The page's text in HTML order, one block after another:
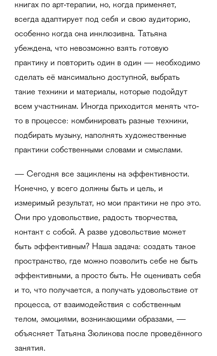
книгах по арт-терапии, но, когда применяет,
всегда адаптирует под себя и свою аудиторию,
особенно когда она инклюзивна. Татьяна
убеждена, что невозможно взять готовую
практику и повторить один в один — необходимо
сделать её максимально доступной, выбрать
такие техники и материалы, которые подойдут
всем участникам. Иногда приходится менять что-
то в процессе: комбинировать разные техники,
подбирать музыку, наполнять художественные
практики собственными словами и смыслами.
— Сегодня все зациклены на эффективности.
Конечно, у всего должны быть и цель, и
измеримый результат, но мои практики не про это.
Они про удовольствие, радость творчества,
контакт с собой. А разве удовольствие может
быть эффективным? Наша задача: создать такое
пространство, где можно позволить себе не быть
эффективными, а просто быть. Не оценивать себя
и то, что получается, а получать удовольствие от
процесса, от взаимодействия с собственным
телом, эмоциями, возникающими образами, —
объясняет Татьяна Зюликова после проведённого
занятия.